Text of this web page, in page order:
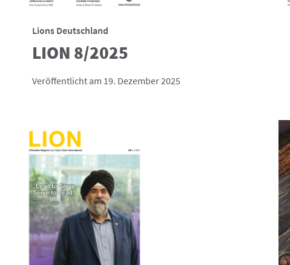
Lions Deutschland
LION 8/2025
Veröffentlicht am 19. Dezember 2025